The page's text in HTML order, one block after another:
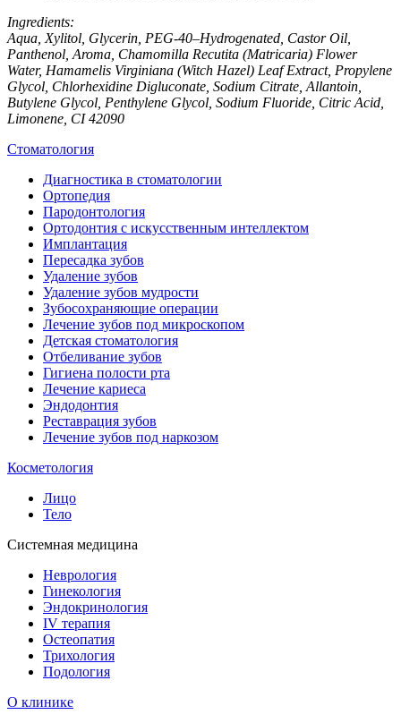
Ingredients:
Aqua, Xylitol, Glycerin, PEG-40–Hydrogenated, Castor Oil,
Panthenol, Aroma, Chamomilla Recutita (Matricaria) Flower
Water, Hamamelis Virginiana (Witch Hazel) Leaf Extract, Propylene
Glycol, Chlorhexidine Digluconate, Sodium Citrate, Allantoin,
Butylene Glycol, Penthylene Glycol, Sodium Fluoride, Citric Acid,
Limonene, CI 42090
Стоматология
Диагностика в стоматологии
Ортопедия
Пародонтология
Ортодонтия с искусственным интеллектом
Имплантация
Пересадка зубов
Удаление зубов
Удаление зубов мудрости
Зубосохраняющие операции
Лечение зубов под микроскопом
Детская стоматология
Отбеливание зубов
Гигиена полости рта
Лечение кариеса
Эндодонтия
Реставрация зубов
Лечение зубов под наркозом
Косметология
Лицо
Тело
Системная медицина
Неврология
Гинекология
Эндокринология
IV терапия
Остеопатия
Трихология
Подология
О клинике